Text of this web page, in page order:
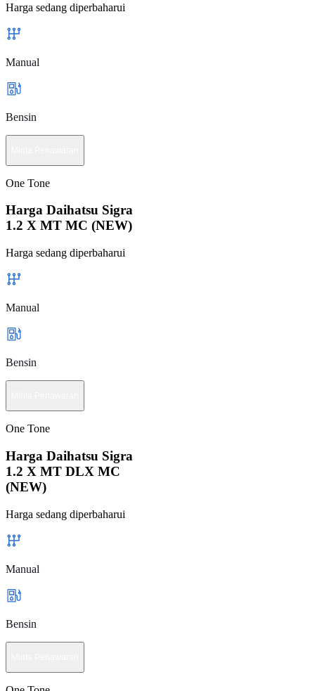
Harga sedang diperbaharui
Manual
Bensin
One Tone
Harga Daihatsu Sigra
1.2 X MT MC (NEW)
Harga sedang diperbaharui
Manual
Bensin
One Tone
Harga Daihatsu Sigra
1.2 X MT DLX MC
(NEW)
Harga sedang diperbaharui
Manual
Bensin